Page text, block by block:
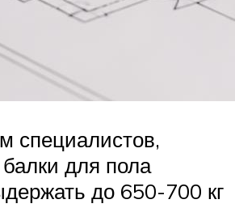
специалистов,
для пола
до 650-700 кг